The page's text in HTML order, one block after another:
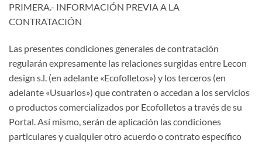
PRIMERA.- INFORMACIÓN PREVIA A LA
CONTRATACIÓN
Las presentes condiciones generales de contratación
regularán expresamente las relaciones surgidas entre Lecon
design s.l. (en adelante «Ecofolletos») y los terceros (en
adelante «Usuarios») que contraten o accedan a los servicios
o productos comercializados por Ecofolletos a través de su
Portal. Así mismo, serán de aplicación las condiciones
particulares y cualquier otro acuerdo o contrato específico